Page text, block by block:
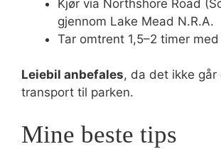
Kjør via Northshore Road
gjennom Lake Mead N.R.A.
Tar omtrent 1,5–2 timer
Leiebil anbefales, da det ikke går
transport til parken.
Mine beste tips